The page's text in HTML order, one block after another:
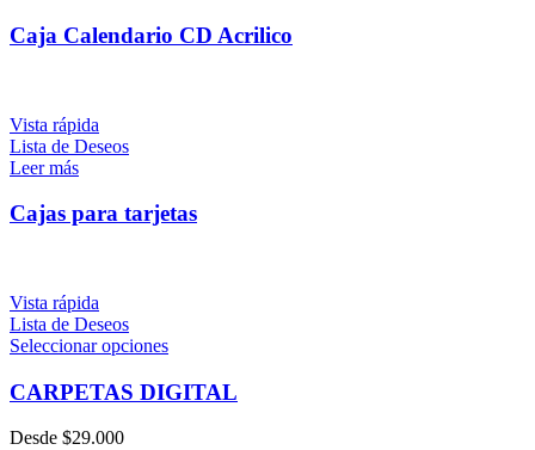
Caja Calendario CD Acrilico
Vista rápida
Lista de Deseos
Leer más
Cajas para tarjetas
Vista rápida
Lista de Deseos
Seleccionar opciones
CARPETAS DIGITAL
Desde $29.000